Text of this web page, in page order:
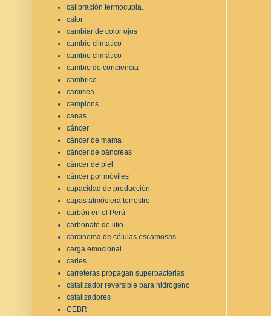
calibración termocupla.
calor
cambiar de color ojos
cambio climatico
cambio climático
cambio de conciencia
cambrico
camisea
campions
canas
cáncer
cáncer de mama
cáncer de páncreas
cáncer de piel
cáncer por móviles
capacidad de producción
capas atmósfera terrestre
carbón en el Perú
carbonato de litio
carcinoma de células escamosas
carga emocional
caries
carreteras propagan superbacterias
catalizador reversible para hidrógeno
catalizadores
CEBR